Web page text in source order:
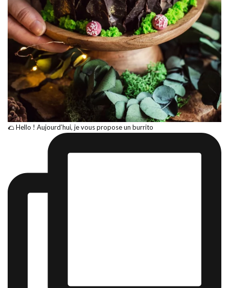
🌮 Hello ! Aujourd’hui, je vous propose un burrito